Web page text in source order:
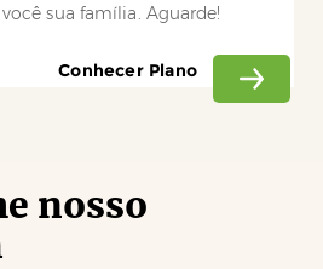
sua família. Aguarde!
Conhecer Plano
nosso